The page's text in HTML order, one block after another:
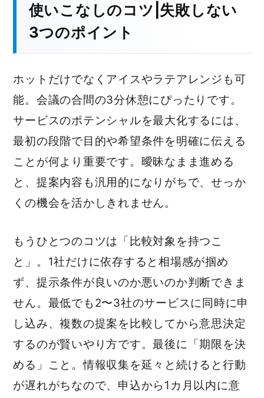
使いこなしのコツ|失敗しない
3つのポイント
ホットだけでなくアイスやラテアレンジも可
能。会議の合間の3分休憩にぴったりです。
サービスのポテンシャルを最大化するには、
最初の段階で目的や希望条件を明確に伝える
ことが何より重要です。曖昧なまま進める
と、提案内容も汎用的になりがちで、せっか
くの機会を活かしきれません。
もうひとつのコツは「比較対象を持つこ
と」。1社だけに依存すると相場感が掴め
ず、提示条件が良いのか悪いのか判断できま
せん。最低でも2〜3社のサービスに同時に申
し込み、複数の提案を比較してから意思決定
するのが賢いやり方です。最後に「期限を決
める」こと。情報収集を延々と続けると行動
が遅れがちなので、申込から1カ月以内に意